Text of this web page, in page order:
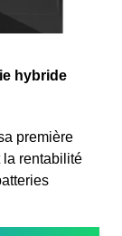
hybride
première
rentabilité